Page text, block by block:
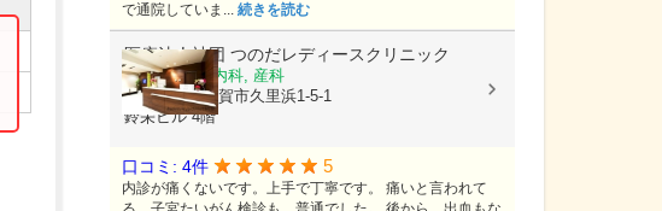
で通院していま... 続きを読む
医療法人社団 つのだレディースクリニック
婦人科, 女性内科, 産科
神奈川県横須賀市久里浜1-5-1
鈴栄ビル 4階
口コミ: 4件 5
内診が痛くないです。上手で丁寧です。 痛いと言われて